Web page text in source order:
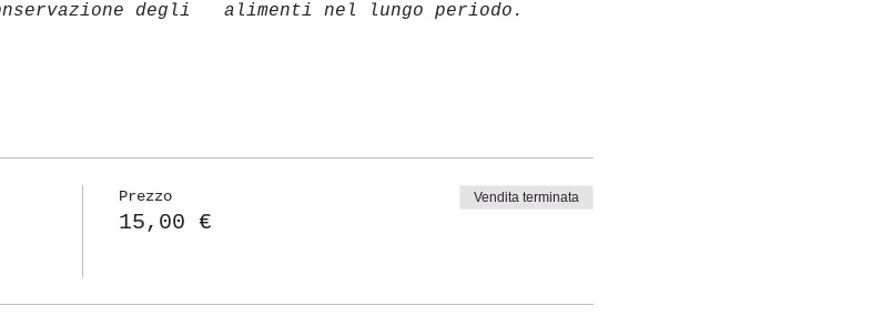
degli   alimenti nel lungo periodo.
Prezzo
15,00 €
Vendita terminata